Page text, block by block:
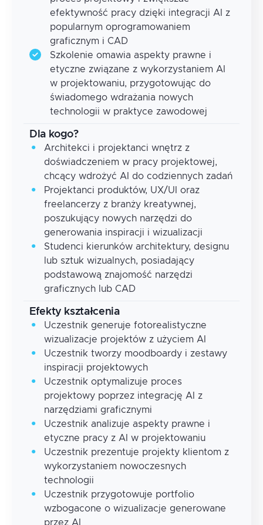
efektywność pracy dzięki integracji AI z
popularnym oprogramowaniem
graficznym i CAD
Szkolenie omawia aspekty prawne i
etyczne związane z wykorzystaniem AI
w projektowaniu, przygotowując do
świadomego wdrażania nowych
technologii w praktyce zawodowej
Dla kogo?
Architekci i projektanci wnętrz z
doświadczeniem w pracy projektowej,
chcący wdrożyć AI do codziennych zadań
Projektanci produktów, UX/UI oraz
freelancerzy z branży kreatywnej,
poszukujący nowych narzędzi do
generowania inspiracji i wizualizacji
Studenci kierunków architektury, designu
lub sztuk wizualnych, posiadający
podstawową znajomość narzędzi
graficznych lub CAD
Efekty kształcenia
Uczestnik generuje fotorealistyczne
wizualizacje projektów z użyciem AI
Uczestnik tworzy moodboardy i zestawy
inspiracji projektowych
Uczestnik optymalizuje proces
projektowy poprzez integrację AI z
narzędziami graficznymi
Uczestnik analizuje aspekty prawne i
etyczne pracy z AI w projektowaniu
Uczestnik prezentuje projekty klientom z
wykorzystaniem nowoczesnych
technologii
Uczestnik przygotowuje portfolio
wzbogacone o wizualizacje generowane
przez AI